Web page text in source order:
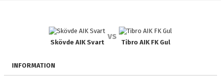
DOKUMENT
Skövde AIK Svart
vs
Tibro AIK FK Gul
INFORMATION